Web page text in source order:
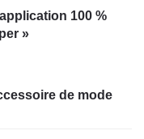
100 %
»
de mode